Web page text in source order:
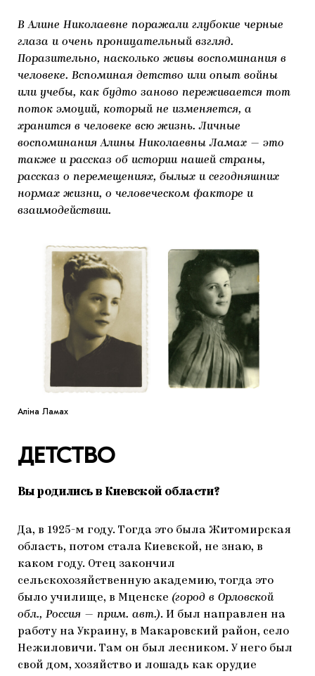
В Алине Николаевне поражали глубокие черные
глаза и очень проницательный взгляд.
Поразительно, насколько живы воспоминания в
человеке. Вспоминая детство или опыт войны
или учебы, как будто заново переживается тот
поток эмоций, который не изменяется, а
хранится в человеке всю жизнь. Личные
воспоминания Алины Николаевны Ламах — это
также и рассказ об истории нашей страны,
рассказ о перемещениях, былых и сегодняшних
нормах жизни, о человеческом факторе и
взаимодействии.
Аліна Ламах
ДЕТСТВО
Вы родились в Киевской области?
Да, в 1925-м году. Тогда это была Житомирская
область, потом стала Киевской, не знаю, в
каком году. Отец закончил
сельскохозяйственную академию, тогда это
было училище, в Мценске (город в Орловской
обл., Россия — прим. авт.). И был направлен на
работу на Украину, в Макаровский район, село
Нежиловичи. Там он был лесником. У него был
свой дом, хозяйство и лошадь как орудие